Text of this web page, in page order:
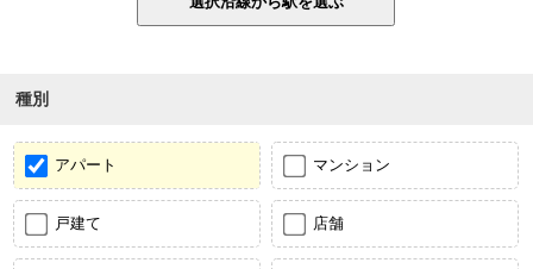
種別
アパート マンション
戸建て 店舗